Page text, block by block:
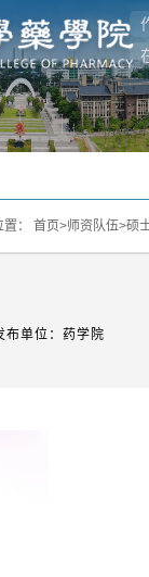
： 首页>师资队伍>硕
布单位：药学院